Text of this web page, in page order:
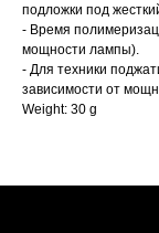
подложки под
- Время
мощности лампы).
- Для техники
зависимости от
Weight: 30 g